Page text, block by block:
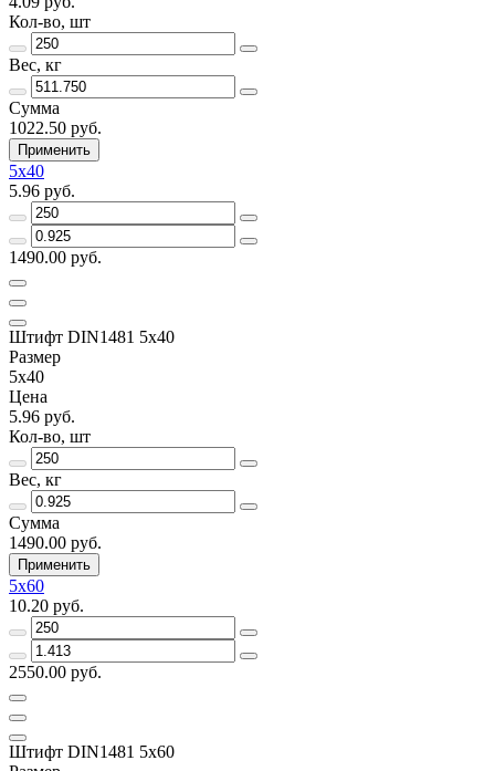
Кол-во, шт
Вес, кг
Сумма
1022.50 руб.
Применить
5х40
5.96 руб.
1490.00 руб.
Штифт DIN1481 5х40
Размер
5х40
Цена
5.96 руб.
Кол-во, шт
Вес, кг
Сумма
1490.00 руб.
Применить
5х60
10.20 руб.
2550.00 руб.
Штифт DIN1481 5х60